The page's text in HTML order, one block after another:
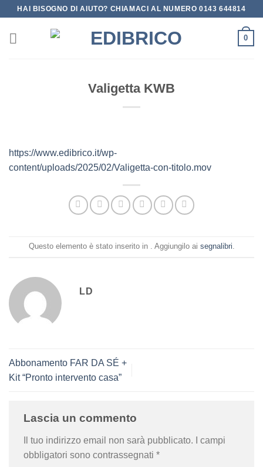
Salta
contenuti
HAI BISOGNO DI AIUTO? CHIAMACI AL NUMERO 0143 644814
0
Valigetta KWB
https://www.edibrico.it/wp-
content/uploads/2025/02/Valigetta-con-titolo.mov
Questo elemento è stato inserito in . Aggiungilo ai segnalibri.
LD
Abbonamento FAR DA SÉ +
Kit “Pronto intervento casa”
Lascia un commento
Il tuo indirizzo email non sarà pubblicato.
I campi
obbligatori sono contrassegnati *